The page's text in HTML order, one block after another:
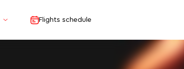
Flights schedule